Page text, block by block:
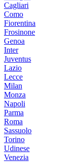
Cagliari
Como
Fiorentina
Frosinone
Genoa
Inter
Juventus
Lazio
Lecce
Milan
Monza
Napoli
Parma
Roma
Sassuolo
Torino
Udinese
Venezia